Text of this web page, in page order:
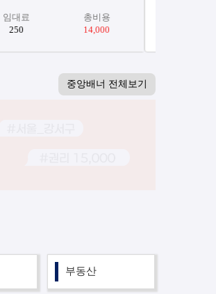
임대료
396
총비용
16,000
중앙배너 전체보기
부동산